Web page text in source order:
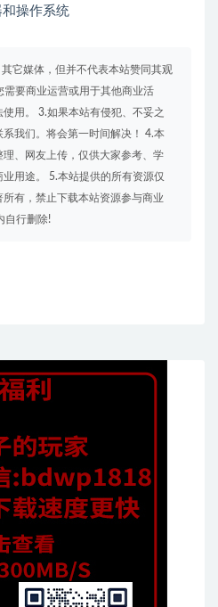
操作系统
它媒体，但并不代表本站赞同其观
需要商业运营或用于其他商业活
用。 3.如果本站有侵犯、不妥之
我们。将会第一时间解决！ 4.本
、网友上传，仅供大家参考、学
用途。 5.本站提供的所有资源仅
有，禁止下载本站资源参与商业
自行删除!